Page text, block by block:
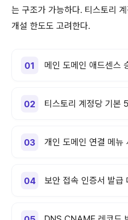
는 구조가 가능하다. 티스토리
개설 한도도 고려한다.
메인 도메인 애드센스
티스토리 계정당 기본
개인 도메인 연결 메뉴
보안 접속 인증서 발급